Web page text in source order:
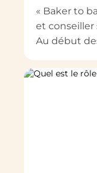
« Baker to
et conseiller
Au début
monde